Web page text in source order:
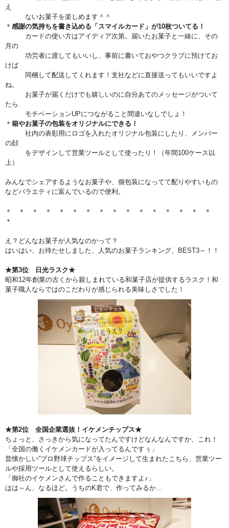
え
ないお菓子を楽しめます＾＾
＊ 感謝の気持ちを書き込める「スマイルカード」が10枚ついてる！
カードの使い方はアイディア次第。届いたお菓子と一緒に、その
月の
功労者に渡してもいいし、事前に書いておやつクラブに預けてお
けば
同梱して配送してくれます！支社などに直接送ってもいいですよ
ね。
お菓子が届くだけでも嬉しいのに自分あてのメッセージがついて
たら
モチベーションUPにつながること間違いなしでしょ！
＊ 箱やお菓子の包装をオリジナルにできる！
社内の表彰用にロゴを入れたオリジナル包装にしたり、メンバー
の顔
をデザインして営業ツールとして使ったり！（年間100ケース以
上）
みんなでシェアするようなお菓子や、個包装になってて配りやすいもの
などバラエティに富んでいるので便利。
＊ ＊ ＊ ＊ ＊ ＊ ＊ ＊ ＊ ＊ ＊ ＊ ＊ ＊ ＊ ＊
＊
え？どんなお菓子が人気なのかって？
はいはい、お待たせしました、人気のお菓子ランキング、BEST3～！！
★第3位 日光ラスク★
昭和12年創業の古くから親しまれている和菓子店が提供するラスク！和
菓子職人ならではのこだわりが感じられる美味しさでした！
★第2位 全国企業選抜！イケメンチップス★
ちょっと、さっきから気になってたんですけどなんなんですか、これ！
「全国の働くイケメンカードが入ってるんですぅ」
昔懐かしい”プロ野球チップス”をイメージして生まれたこちら、営業ツー
ルや採用ツールとして使えるらしい。
「御社のイケメンさんで作ることもできますよ♪」
はは～ん、なるほど。うちのK君で、作ってみるか…